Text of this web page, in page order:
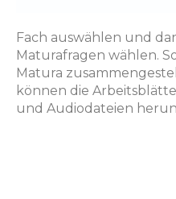
Fach auswählen und
Maturafragen wählen.
Matura
können die
und Audiodateien